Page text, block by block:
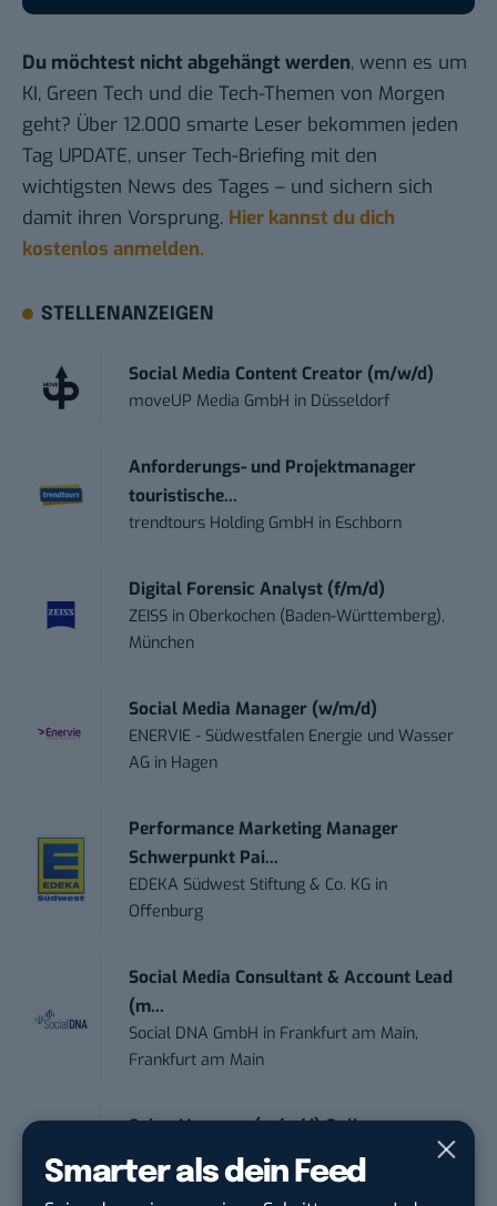
Smarter als dein Feed
Du möchtest nicht abgehängt werden, wenn es um
KI, Green Tech und die Tech-Themen von Morgen
geht? Über 12.000 smarte Leser bekommen jeden
Tag UPDATE, unser Tech-Briefing mit den
wichtigsten News des Tages – und sichern sich
damit ihren Vorsprung. Hier kannst du dich
kostenlos anmelden.
STELLENANZEIGEN
Social Media Content Creator (m/w/d)
moveUP Media GmbH in Düsseldorf
Anforderungs- und Projektmanager
touristische...
trendtours Holding GmbH in Eschborn
Digital Forensic Analyst (f/m/d)
ZEISS in Oberkochen (Baden-Württemberg),
München
Social Media Manager (w/m/d)
ENERVIE - Südwestfalen Energie und Wasser
AG in Hagen
Performance Marketing Manager
Schwerpunkt Pai...
EDEKA Südwest Stiftung & Co. KG in
Offenburg
Social Media Consultant & Account Lead
(m...
Social DNA GmbH in Frankfurt am Main,
Frankfurt am Main
Sales-Manager (m/w/d) Online-
Marketing
.wtv Württemberger Medien GmbH & ...